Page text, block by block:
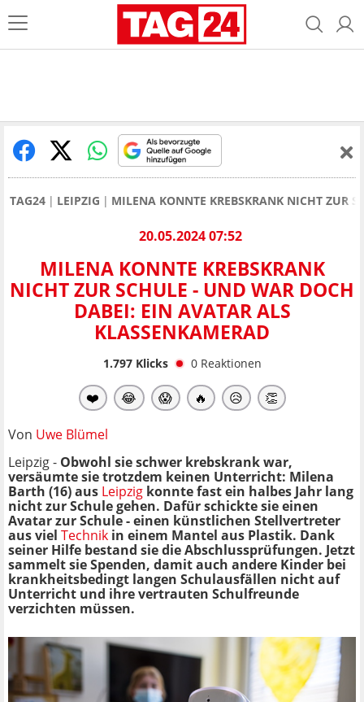
TAG24 LEIPZIG MILENA KONNTE KREBSKRANK NICHT ZUR
20.05.2024 07:52
MILENA KONNTE KREBSKRANK
NICHT ZUR SCHULE - UND WAR DOCH
DABEI: EIN AVATAR ALS
KLASSENKAMERAD
1.797Klicks 0 Reaktionen
❤️ 😂 😱 🔥 😥 👏
Von Uwe Blümel
Leipzig - Obwohl sie schwer krebskrank war,
versäumte sie trotzdem keinen Unterricht: Milena
Barth (16) aus Leipzig konnte fast ein halbes Jahr lang
nicht zur Schule gehen. Dafür schickte sie einen
Avatar zur Schule - einen künstlichen Stellvertreter
aus viel Technik in einem Mantel aus Plastik. Dank
seiner Hilfe bestand sie die Abschlussprüfungen. Jetzt
sammelt sie Spenden, damit auch andere Kinder bei
krankheitsbedingt langen Schulausfällen nicht auf
Unterricht und ihre vertrauten Schulfreunde
verzichten müssen.